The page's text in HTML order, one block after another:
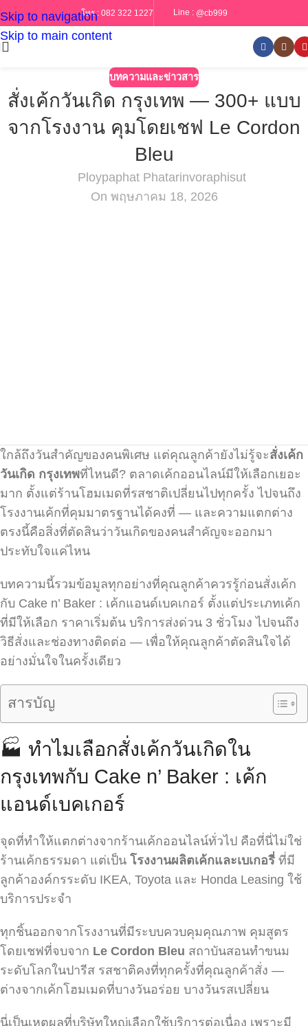
Skip to navigation
Skip to main content
โทร : 082 322 1227 Line : @cb999
บทความและข่าวสาร
สั่งเค้กวันเกิด กรุงเทพ — 300+ แบบ
จากโรงงาน คุมโดยเชฟ Le Cordon
Bleu
Ploypaphat Phatarinvoraphisut
On พฤษภาคม 18, 2026
ใกล้ถึงวันสำคัญของคนพิเศษ แต่คุณลูกค้ายังไม่รู้จะสั่งเค้ก
วันเกิด กรุงเทพที่ไหนดี? ตลาดเค้กออนไลน์มีให้เลือกเยอะ
มาก ตั้งแต่ร้านโฮมเมดที่รสชาติเปลี่ยนไปทุกครั้ง ไปจนถึง
โรงงานเค้กที่คุมมาตรฐานได้คงที่ — และความแตกต่าง
ตรงนี้คือสิ่งที่ตัดสินว่าวันเกิดของคนสำคัญจะออกมา
ประทับใจแค่ไหน
บทความนี้รวมข้อมูลทุกอย่างที่คุณลูกค้าควรรู้ก่อนสั่งเค้ก
กับ Cake n’ Baker : เค้กแอนด์เบคเกอร์ ตั้งแต่ประเภทเค้ก
ที่มีให้เลือก ราคาเริ่มต้น บริการส่งด่วน 3 ชั่วโมง ไปจนถึง
วิธีสั่งและช่องทางติดต่อ — เพื่อให้คุณลูกค้าตัดสินใจได้
อย่างมั่นใจในครั้งเดียว
สารบัญ
🏭 ทำไมเลือกสั่งเค้กวันเกิดใน
กรุงเทพกับ Cake n’ Baker : เค้ก
แอนด์เบคเกอร์
จุดที่ทำให้แตกต่างจากร้านเค้กออนไลน์ทั่วไป คือที่นี่ไม่ใช่
ร้านเค้กธรรมดา แต่เป็น โรงงานผลิตเค้กและเบเกอรี่ ที่มี
ลูกค้าองค์กรระดับ IKEA, Toyota และ Honda Leasing ใช้
บริการประจำ
ทุกชิ้นออกจากโรงงานที่มีระบบควบคุมคุณภาพ คุมสูตร
โดยเชฟที่จบจาก Le Cordon Bleu สถาบันสอนทำขนม
ระดับโลกในปารีส รสชาติคงที่ทุกครั้งที่คุณลูกค้าสั่ง —
ต่างจากเค้กโฮมเมดที่บางวันอร่อย บางวันรสเปลี่ยน
นี่เป็นเหตุผลที่บริษัทใหญ่เลือกใช้บริการต่อเนื่อง เพราะมี